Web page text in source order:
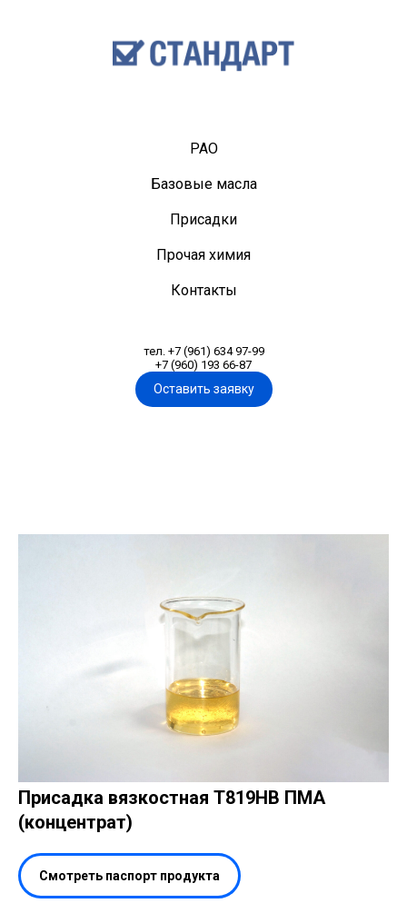
PAO
Базовые масла
Присадки
Прочая химия
Контакты
тел. +7 (961) 634 97-99
+7 (960) 193 66-87
Оставить заявку
Присадка вязкостная Т819НВ ПМА
(концентрат)
Смотреть паспорт продукта